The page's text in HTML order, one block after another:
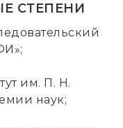
СТЕПЕНИ
им. П. Н.
наук;